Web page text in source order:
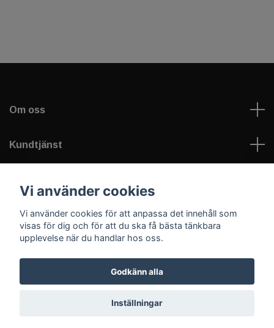
Om oss
Kundtjänst
Sociala medier
© 2026 Welfare Games AB - sportNplay.se
Vi använder cookies
Vi använder cookies för att anpassa det innehåll som
visas för dig och för att du ska få bästa tänkbara
upplevelse när du handlar hos oss.
Godkänn alla
Inställningar